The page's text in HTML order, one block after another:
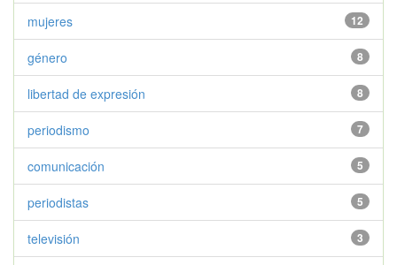
12
mujeres
8
género
8
libertad de expresión
7
periodismo
5
comunicación
5
periodistas
3
televisión